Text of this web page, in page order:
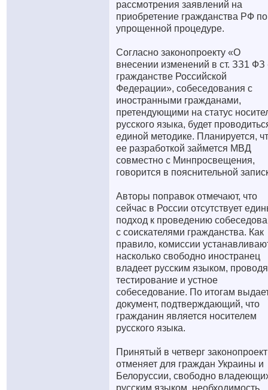
рассмотрения заявлений на
приобретение гражданства РФ по
упрощенной процедуре.
Согласно законопроекту «О
внесении изменений в ст. ЗЗ1
гражданстве Российской
Федерации», собеседования с
иностранными гражданами,
претендующими на статус
русского языка, будет
единой методике. Планируется,
ее разработкой займется МВД
совместно с Минпросвещения,
говорится в пояснительной
Авторы поправок отмечают, что
сейчас в России отсутствует
подход к проведению
с соискателями гражданства. Как
правило, комиссии
насколько свободно иностранец
владеет русским языком, проводя
тестирование и устное
собеседование. По итогам
документ, подтверждающий, что
гражданин является носителем
русского языка.
Принятый в четверг законопроект
отменяет для граждан Украины и
Белоруссии, свободно
русским языком, необходимость